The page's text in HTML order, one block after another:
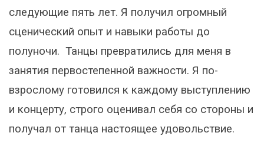
следующие пять лет. Я получил огромный
сценический опыт и навыки работы до
полуночи. Танцы превратились для меня в
занятия первостепенной важности. Я по-
взрослому готовился к каждому выступлению
и концерту, строго оценивал себя со стороны и
получал от танца настоящее удовольствие.